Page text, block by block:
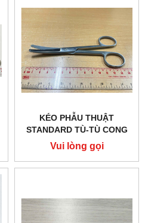
KÉO PHẪU THUẬT
STANDARD TÙ-TÙ CONG
14.5CM HILBRO 10.0011.14
Vui lòng gọi